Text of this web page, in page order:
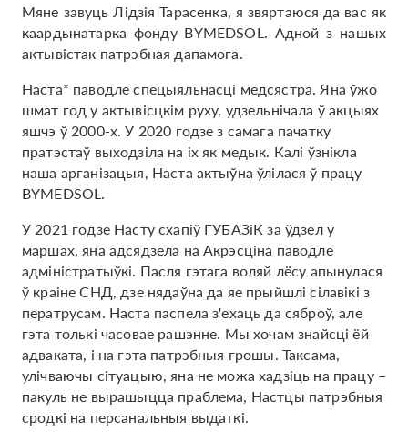
Мяне завуць Лідзія Тарасенка, я звяртаюся да вас як
каардынатарка фонду BYMEDSOL. Адной з нашых
актывістак патрэбная дапамога.
Наста* паводле спецыяльнасці медсястра. Яна ўжо
шмат год у актывісцкім руху, удзельнічала ў акцыях
яшчэ ў 2000-х. У 2020 годзе з самага пачатку
пратэстаў выходзіла на іх як медык. Калі ўзнікла
наша арганізацыя, Наста актыўна ўлілася ў працу
BYMEDSOL.
У 2021 годзе Насту схапіў ГУБАЗіК за ўдзел у
маршах, яна адсядзела на Акрэсціна паводле
адміністратыўкі. Пасля гэтага воляй лёсу апынулася
ў краіне СНД, дзе нядаўна да яе прыйшлі сілавікі з
ператрусам. Наста паспела з'ехаць да сяброў, але
гэта толькі часовае рашэнне. Мы хочам знайсці ёй
адваката, і на гэта патрэбныя грошы. Таксама,
улічваючы сітуацыю, яна не можа хадзіць на працу –
пакуль не вырашыцца праблема, Настцы патрэбныя
сродкі на персанальныя выдаткі.